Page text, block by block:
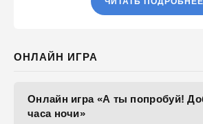
ОНЛАЙН ИГРА
Онлайн игра «А ты попробуй!
часа ночи»